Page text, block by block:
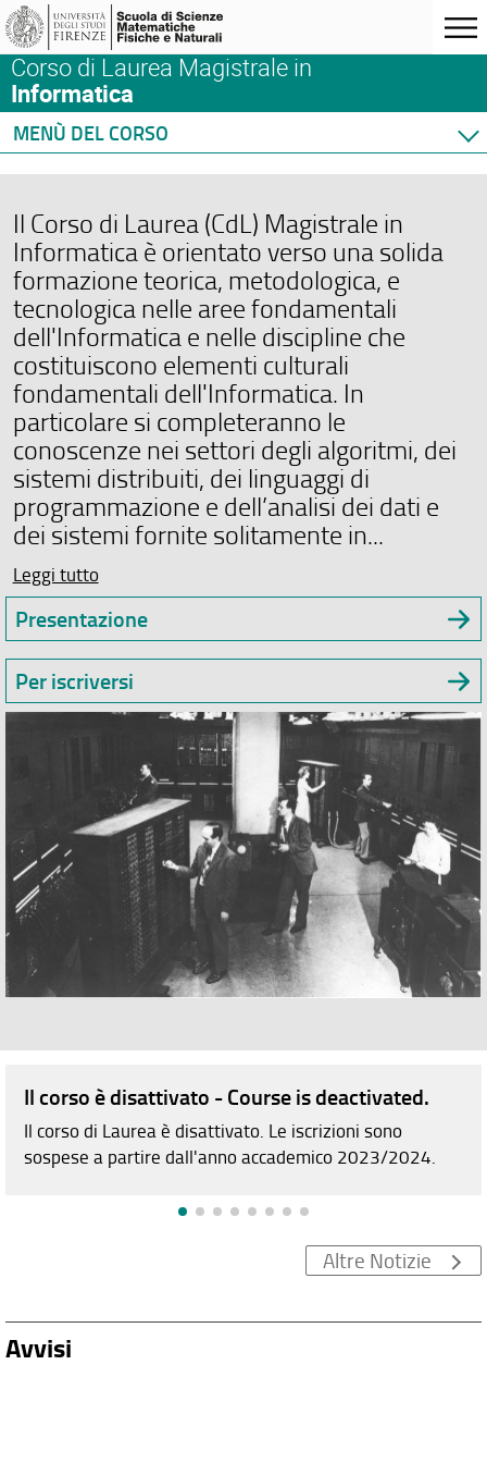
Corso di Laurea Magistrale in
Informatica
MENÙ DEL CORSO
Home
Didattica
Orario e calendari
Il Corso di Laurea (CdL) Magistrale in
Informatica è orientato verso una solida
formazione teorica, metodologica, e
tecnologica nelle aree fondamentali
dell'Informatica e nelle discipline che
costituiscono elementi culturali
fondamentali dell'Informatica. In
particolare si completeranno le
conoscenze nei settori degli algoritmi, dei
sistemi distribuiti, dei linguaggi di
programmazione e dell’analisi dei dati e
dei sistemi fornite solitamente in...
Leggi tutto
Presentazione
Per iscriversi
Il corso è disattivato - Course is deactivated.
Il corso di Laurea è disattivato. Le iscrizioni sono
sospese a partire dall'anno accademico 2023/2024.
Altre Notizie
Avvisi